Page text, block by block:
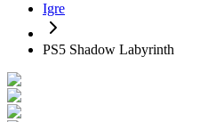
Igre
PS5 Shadow Labyrinth